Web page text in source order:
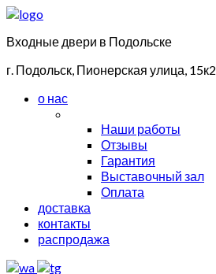
Входные двери в Подольске
г. Подольск, Пионерская улица, 15к2
о нас
Наши работы
Отзывы
Гарантия
Выставочный зал
Оплата
доставка
контакты
распродажа